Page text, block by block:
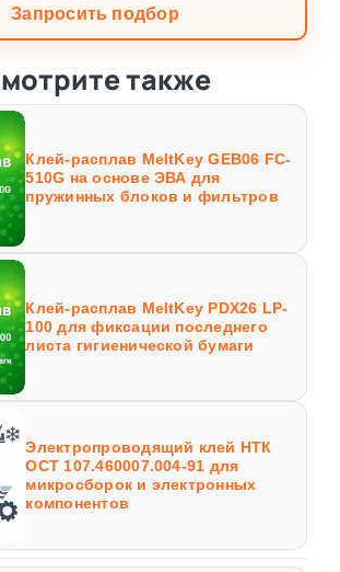
Запросить подбор
также
Клей-расплав MeltKey GEB06 FC-
510G на основе ЭВА для
пружинных блоков и фильтров
Клей-расплав MeltKey PDX26 LP-
100 для фиксации последнего
листа гигиенической бумаги
Электропроводящий клей НТК
ОСТ 107.460007.004-91 для
микросборок и электронных
компонентов